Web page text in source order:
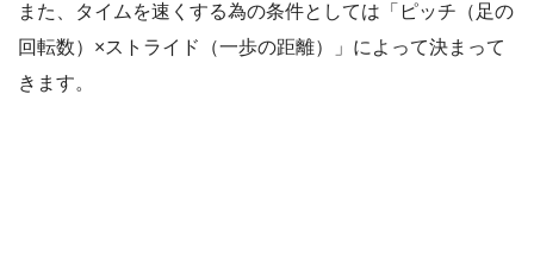
また、タイムを速くする為の条件としては「ピッチ（足の
回転数）×ストライド（一歩の距離）」によって決まって
きます。